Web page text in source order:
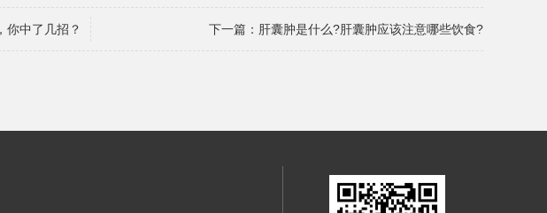
你中了几招？ 下一篇： 肝囊肿是什么?肝囊肿应该注意哪些饮食?